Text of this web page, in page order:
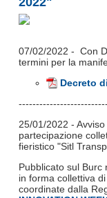
07/02/2022 - Con
termini per la
Decreto
25/01/2022 -
partecipazione
fieristico "Sitl
Pubblicato sul Burc
in forma collettiva
coordinate dalla